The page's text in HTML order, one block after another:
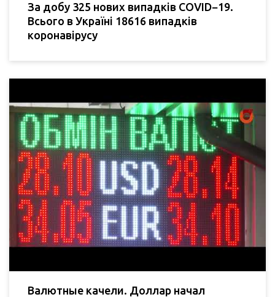
За добу 325 нових випадків COVID−19.
Всього в Україні 18616 випадків
коронавірусу
Валютные качели. Доллар начал